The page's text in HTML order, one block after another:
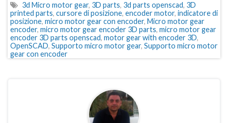
3d Micro motor gear, 3D parts, 3d parts openscad, 3D
printed parts, cursore di posizione, encoder motor, indicatore di
posizione, micro motor gear con encoder, Micro motor gear
encoder, micro motor gear encoder 3D parts, micro motor gear
encoder 3D parts openscad, motor gear with encoder 3D,
OpenSCAD, Supporto micro motor gear, Supporto micro motor
gear con encoder